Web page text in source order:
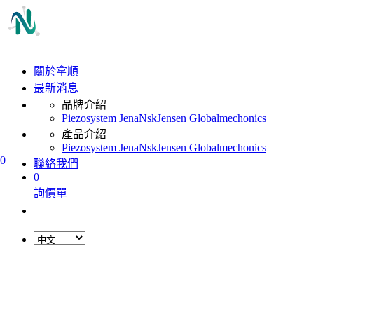
0
關於拿順
最新消息
品牌介紹
Piezosystem JenaNskJensen Globalmechonics
產品介紹
Piezosystem JenaNskJensen Globalmechonics
聯絡我們
0
詢價單